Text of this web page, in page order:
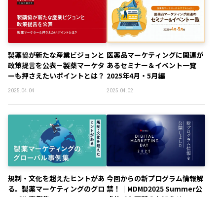
製薬協が新たな産業ビジョンと
政策提言を公表－製薬マーケタ
ーも押さえたいポイントとは？
2025.04.04
医薬品マーケティングに関連が
あるセミナー＆イベント一覧
2025年4月・5月編
2025.04.02
規制・文化を超えたヒントがあ
る。製薬マーケティングのグロ
今回からの新プログラム情報解
禁！｜MDMD2025 Summer公